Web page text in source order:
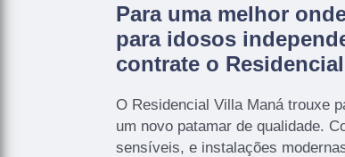
Para uma melhor
para idosos
contrate o
O Residencial Villa Maná trouxe
um novo patamar de qualidade.
sensíveis, e instalações